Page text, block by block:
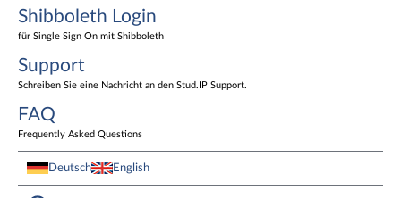
Shibboleth Login
für Single Sign On mit Shibboleth
Support
Schreiben Sie eine Nachricht an den Stud.IP Support.
FAQ
Frequently Asked Questions
Deutsch English